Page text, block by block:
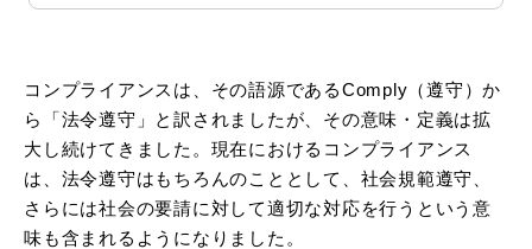
コンプライアンスは、その語源であるComply（遵守）か
ら「法令遵守」と訳されましたが、その意味・定義は拡
大し続けてきました。現在におけるコンプライアンス
は、法令遵守はもちろんのこととして、社会規範遵守、
さらには社会の要請に対して適切な対応を行うという意
味も含まれるようになりました。